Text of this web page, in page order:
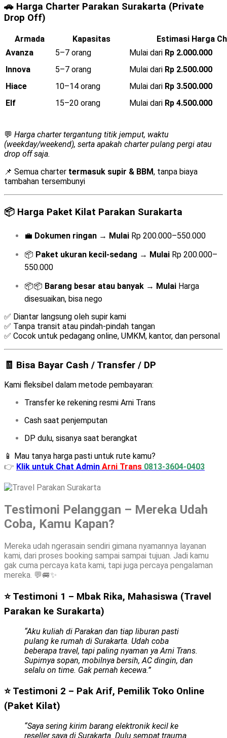
🚗 Harga Charter Parakan Surakarta (Private
Drop Off)
Armada Kapasitas
Estimasi Harga
Avanza
5–7 orang Mulai dari Rp 2.000.000
Innova
5–7 orang Mulai dari Rp 2.500.000
Hiace
10–14 orang Mulai dari Rp 3.500.000
Elf
15–20 orang Mulai dari Rp 4.500.000
💬 Harga charter tergantung titik jemput, waktu
(weekday/weekend), serta apakah charter pulang pergi atau
drop off saja.
📌 Semua charter termasuk supir & BBM, tanpa biaya
tambahan tersembunyi
📦 Harga Paket Kilat Parakan Surakarta
💼 Dokumen ringan → Mulai Rp 200.000–550.000
📦 Paket ukuran kecil-sedang → Mulai Rp 200.000–
550.000
📦📦 Barang besar atau banyak → Mulai Harga
disesuaikan, bisa nego
✅ Diantar langsung oleh supir kami
✅ Tanpa transit atau pindah-pindah tangan
✅ Cocok untuk pedagang online, UMKM, kantor, dan personal
🧾 Bisa Bayar Cash / Transfer / DP
Kami fleksibel dalam metode pembayaran:
Transfer ke rekening resmi Arni Trans
Cash saat penjemputan
DP dulu, sisanya saat berangkat
📱 Mau tanya harga pasti untuk rute kamu?
👉 Klik untuk Chat Admin Arni Trans 0813-3604-0403
Testimoni Pelanggan – Mereka Udah
Coba, Kamu Kapan?
Mereka udah ngerasain sendiri gimana nyamannya layanan
kami, dari proses booking sampai sampai tujuan. Jadi kamu
gak cuma percaya kata kami, tapi juga percaya pengalaman
mereka. 💬🚐✨
⭐ Testimoni 1 – Mbak Rika, Mahasiswa (Travel
Parakan ke Surakarta)
“Aku kuliah di Parakan dan tiap liburan pasti
pulang ke rumah di Surakarta. Udah coba
beberapa travel, tapi paling nyaman ya Arni Trans.
Supirnya sopan, mobilnya bersih, AC dingin, dan
selalu on time. Gak pernah kecewa.”
⭐ Testimoni 2 – Pak Arif, Pemilik Toko Online
(Paket Kilat)
“Saya sering kirim barang elektronik kecil ke
reseller saya di Surakarta. Dulu sempat trauma